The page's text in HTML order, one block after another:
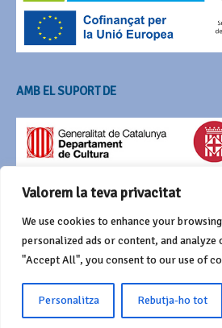
Valorem la teva privacitat
We use cookies to enhance your
personalized ads or content, and
"Accept All", you consent to our use of
Personalitza Rebutja-ho tot
AMB EL SUPORT DE
© 2016 Agrupació del Bestiari Festiu i Popular de
Funciona amb